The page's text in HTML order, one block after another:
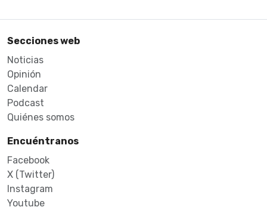
Secciones web
Noticias
Opinión
Calendar
Podcast
Quiénes somos
Encuéntranos
Facebook
X (Twitter)
Instagram
Youtube